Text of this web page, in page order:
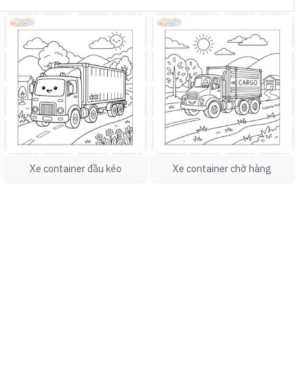
Xe container đầu kéo Xe container chở hàng